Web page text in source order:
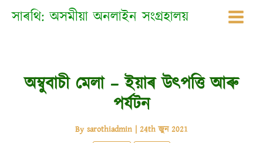
সাৰথি: অসমীয়া অনলাইন সংগ্ৰহালয়
অম্বুবাচী মেলা – ইয়াৰ উত্পত্তি আৰু
পৰ্যটন
By sarothiadmin | 24th জুন 2021